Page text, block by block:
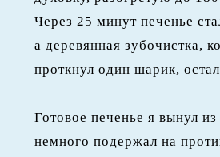
Через 25 минут печенье
а деревянная зубочистка,
проткнул один шарик,
Готовое печенье я вынул
немного подержал на